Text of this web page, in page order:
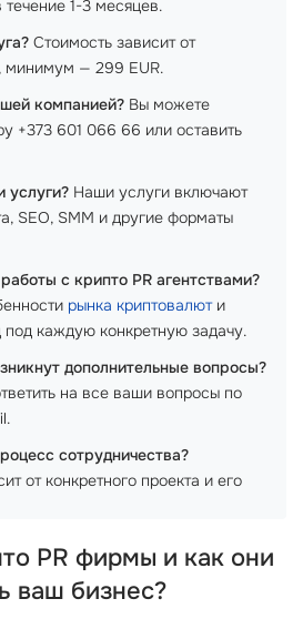
течение 1-3 месяцев.
Стоимость зависит от
минимум — 299 EUR.
компанией? Вы можете
+373 601 066 66 или оставить
услуги? Наши услуги включают
SEO, SMM и другие форматы
с крипто PR агентствами?
рынка криптовалюти
под каждую конкретную задачу.
дополнительные вопросы?
на все ваши вопросы по
сотрудничества?
от конкретного проекта и его
PR фирмы и как они
ваш бизнес?